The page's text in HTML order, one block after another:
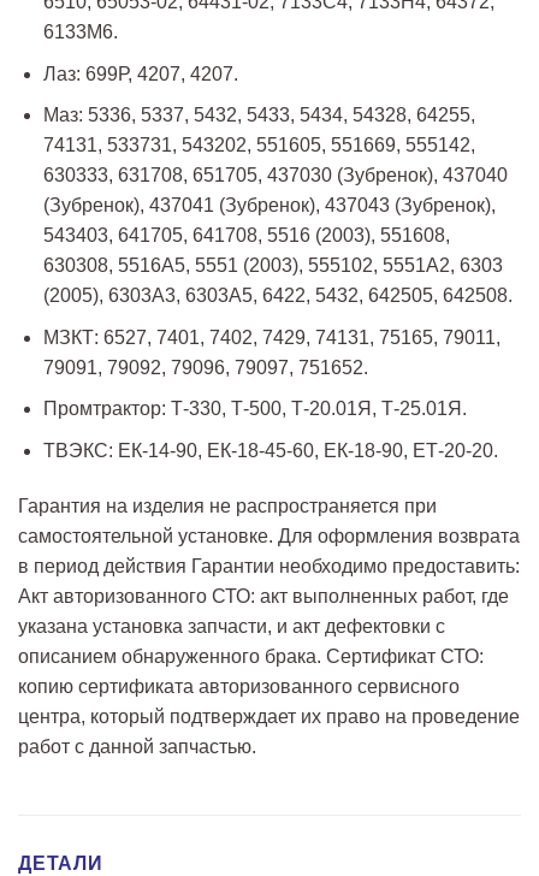
6133М6.
Лаз: 699Р, 4207, 4207.
Маз: 5336, 5337, 5432, 5433, 5434, 54328, 64255,
74131, 533731, 543202, 551605, 551669, 555142,
630333, 631708, 651705, 437030 (Зубренок), 437040
(Зубренок), 437041 (Зубренок), 437043 (Зубренок),
543403, 641705, 641708, 5516 (2003), 551608,
630308, 5516А5, 5551 (2003), 555102, 5551А2, 6303
(2005), 6303A3, 6303A5, 6422, 5432, 642505, 642508.
МЗКТ: 6527, 7401, 7402, 7429, 74131, 75165, 79011,
79091, 79092, 79096, 79097, 751652.
Промтрактор: Т-330, Т-500, Т-20.01Я, Т-25.01Я.
ТВЭКС: ЕК-14-90, ЕК-18-45-60, ЕК-18-90, ЕТ-20-20.
Гарантия на изделия не распространяется при
самостоятельной установке. Для оформления возврата
в период действия Гарантии необходимо предоставить:
Акт авторизованного СТО: акт выполненных работ, где
указана установка запчасти, и акт дефектовки с
описанием обнаруженного брака. Сертификат СТО:
копию сертификата авторизованного сервисного
центра, который подтверждает их право на проведение
работ с данной запчастью.
ДЕТАЛИ